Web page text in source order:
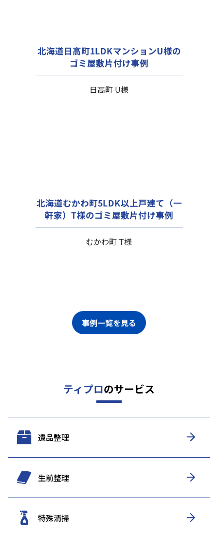
北海道日高町1LDKマンションU様の
ゴミ屋敷片付け事例
日高町 U様
北海道むかわ町5LDK以上戸建て（一
軒家）T様のゴミ屋敷片付け事例
むかわ町 T様
事例一覧を見る
ティプロのサービス
遺品整理
生前整理
特殊清掃